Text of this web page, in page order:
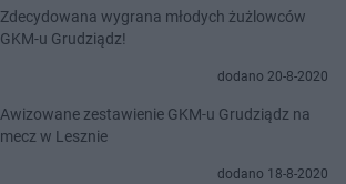
Zdecydowana wygrana młodych żużlowców
GKM-u Grudziądz!
dodano 20-8-2020
Awizowane zestawienie GKM-u Grudziądz na
mecz w Lesznie
dodano 18-8-2020